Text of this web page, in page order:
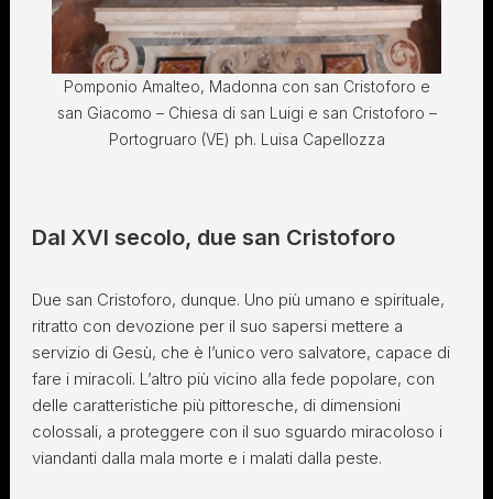
Pomponio Amalteo, Madonna con san Cristoforo e
san Giacomo – Chiesa di san Luigi e san Cristoforo –
Portogruaro (VE) ph. Luisa Capellozza
Dal XVI secolo, due san Cristoforo
Due san Cristoforo, dunque. Uno più umano e spirituale,
ritratto con devozione per il suo sapersi mettere a
servizio di Gesù, che è l’unico vero salvatore, capace di
fare i miracoli. L’altro più vicino alla fede popolare, con
delle caratteristiche più pittoresche, di dimensioni
colossali, a proteggere con il suo sguardo miracoloso i
viandanti dalla mala morte e i malati dalla peste.